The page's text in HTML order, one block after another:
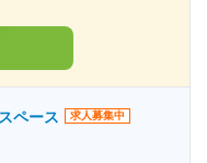
ペース 求人募集中